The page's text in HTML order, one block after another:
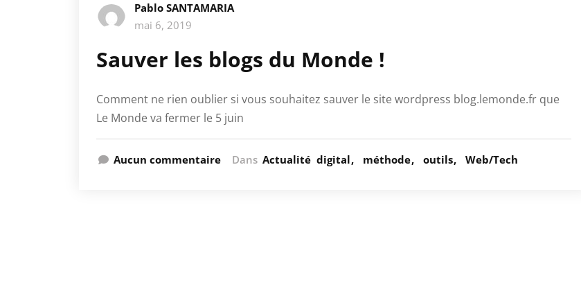
Pablo SANTAMARIA
mai 6, 2019
Sauver les blogs du Monde !
Comment ne rien oublier si vous souhaitez sauver le site wordpress blog.lemonde.fr que
Le Monde va fermer le 5 juin
Aucun commentaire Dans Actualité digital méthode outils Web/Tech